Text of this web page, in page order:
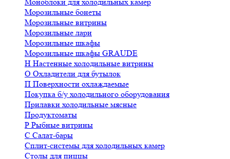
Морозильные бонеты
Морозильные витрины
Морозильные лари
Морозильные шкафы
Морозильные шкафы GRAUDE
Н Настенные холодильные витрины
О Охладители для бутылок
П Поверхности охлаждаемые
Покупка б/у холодильного оборудования
Прилавки холодильные мясные
Продуктоматы
Р Рыбные витрины
С Салат-бары
Сплит-системы для холодильных камер
Столы для пиццы